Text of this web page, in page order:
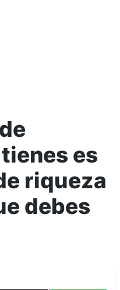
es
riqueza
debes